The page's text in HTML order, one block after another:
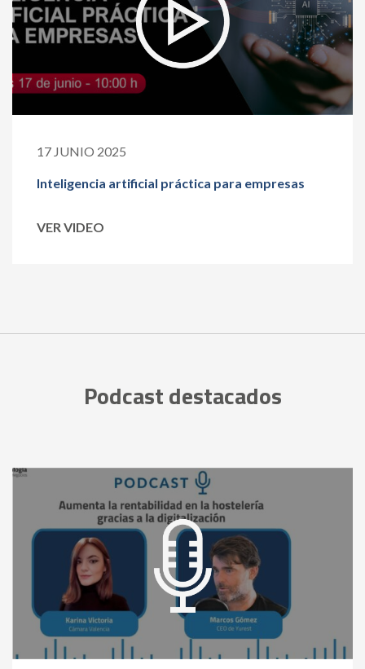
17 JUNIO 2025
Inteligencia artificial práctica para empresas
VER VIDEO
Podcast destacados